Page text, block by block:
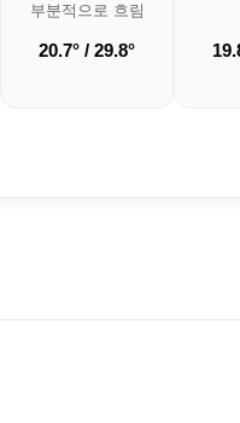
부분적으로 흐림
20.7° / 29.8°